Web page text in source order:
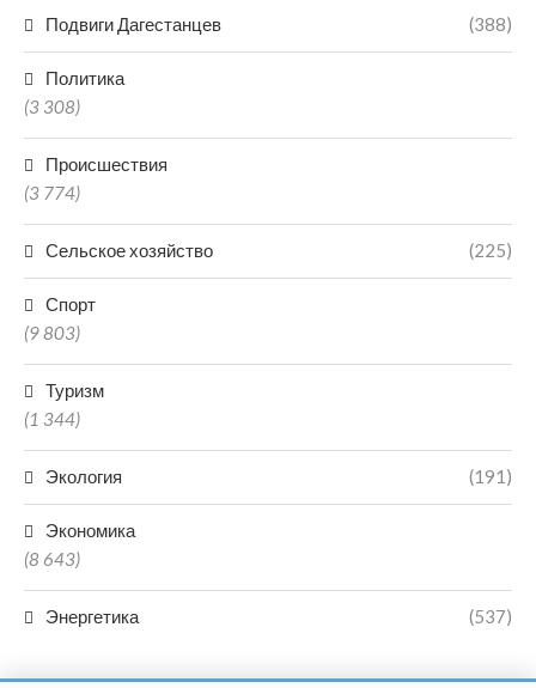
Подвиги Дагестанцев (388)
Политика
(3 308)
Происшествия
(3 774)
Сельское хозяйство (225)
Спорт
(9 803)
Туризм
(1 344)
Экология (191)
Экономика
(8 643)
Энергетика (537)